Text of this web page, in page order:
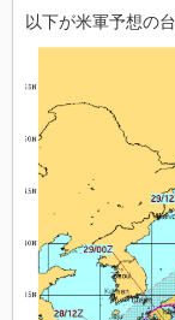
以下が米軍予想の